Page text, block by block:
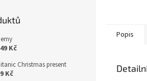
Kč
Christmas present
Kč
Popis